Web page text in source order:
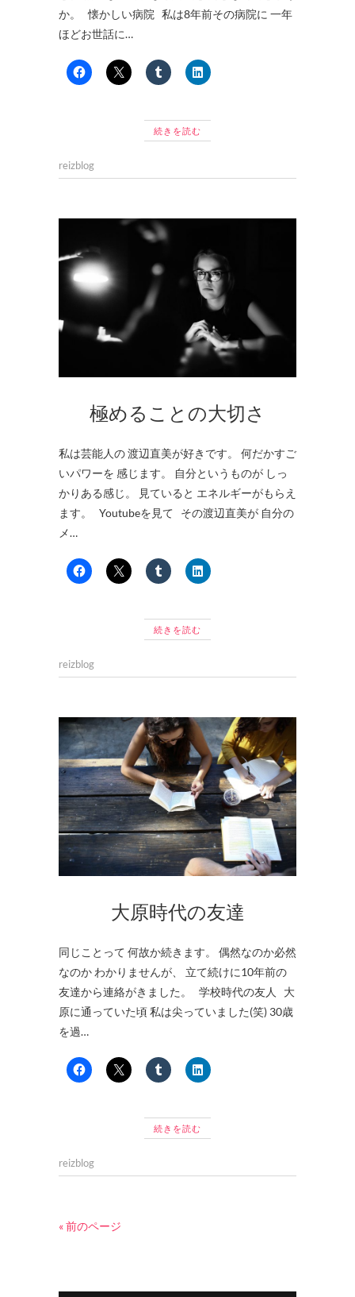
か。 懐かしい病院 私は8年前その病院に 一年
ほどお世話に…
続きを読む
reizblog
極めることの大切さ
私は芸能人の 渡辺直美が好きです。 何だかすご
いパワーを 感じます。 自分というものが しっ
かりある感じ。 見ていると エネルギーがもらえ
ます。 Youtubeを見て その渡辺直美が 自分の
メ…
続きを読む
reizblog
大原時代の友達
同じことって 何故か続きます。 偶然なのか必然
なのか わかりませんが、 立て続けに10年前の
友達から連絡がきました。 学校時代の友人 大
原に通っていた頃 私は尖っていました(笑) 30歳
を過…
続きを読む
reizblog
« 前のページ